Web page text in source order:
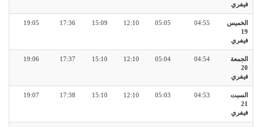
فيفري
الخميس
19
فيفري
04:55
05:05
12:10
15:09
17:36
19:05
الجمعة
20
فيفري
04:54
05:04
12:10
15:10
17:37
19:06
السبت
21
فيفري
04:53
05:03
12:10
15:10
17:38
19:07